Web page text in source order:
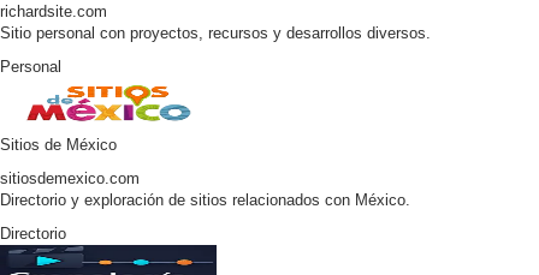
richardsite.com
Sitio personal con proyectos, recursos y desarrollos diversos.
Personal
Sitios de México
sitiosdemexico.com
Directorio y exploración de sitios relacionados con México.
Directorio